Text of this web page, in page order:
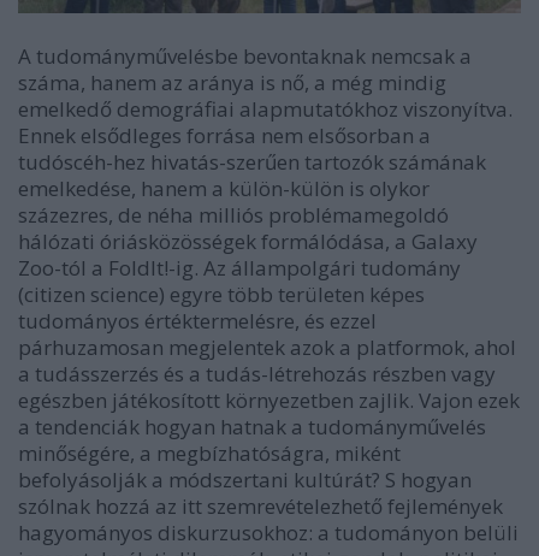
A tudományművelésbe bevontaknak nemcsak a
száma, hanem az aránya is nő, a még mindig
emelkedő demográfiai alapmutatókhoz viszonyítva.
Ennek elsődleges forrása nem elsősorban a
tudóscéh-hez hivatás-szerűen tartozók számának
emelkedése, hanem a külön-külön is olykor
százezres, de néha milliós problémamegoldó
hálózati óriásközösségek formálódása, a Galaxy
Zoo-tól a FoldIt!-ig. Az állampolgári tudomány
(citizen science) egyre több területen képes
tudományos értéktermelésre, és ezzel
párhuzamosan megjelentek azok a platformok, ahol
a tudásszerzés és a tudás-létrehozás részben vagy
egészben játékosított környezetben zajlik. Vajon ezek
a tendenciák hogyan hatnak a tudományművelés
minőségére, a megbízhatóságra, miként
befolyásolják a módszertani kultúrát? S hogyan
szólnak hozzá az itt szemrevételezhető fejlemények
hagyományos diskurzusokhoz: a tudományon belüli